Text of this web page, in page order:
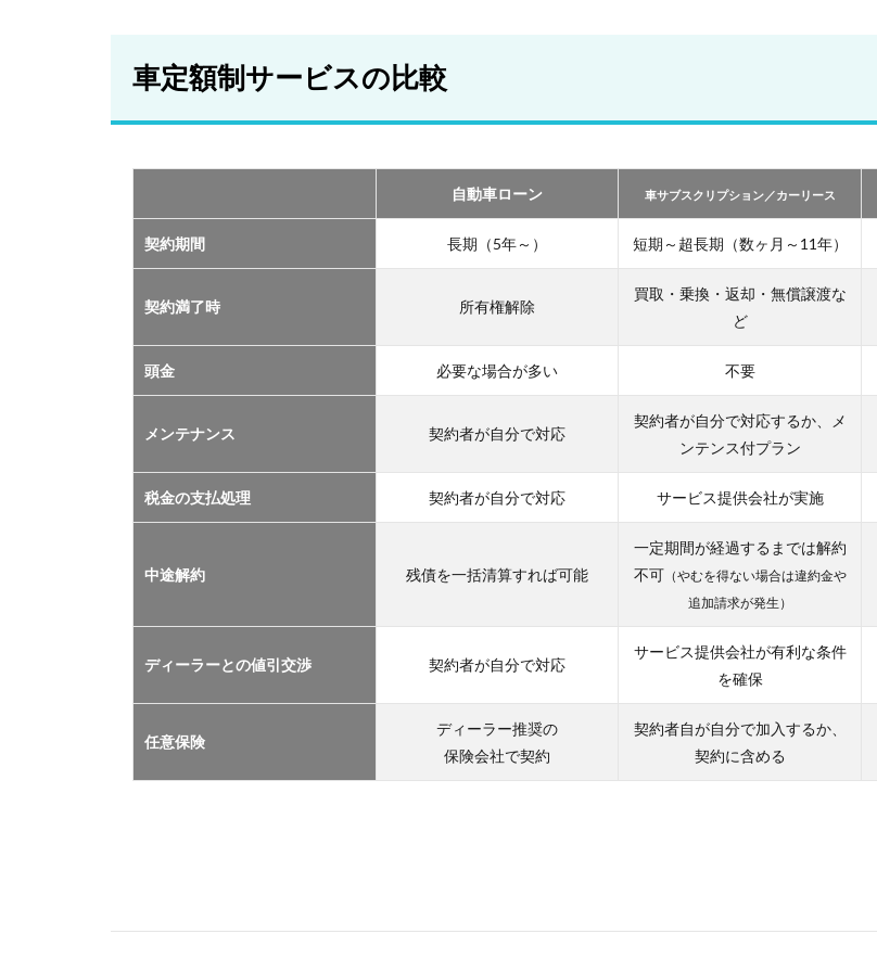
制
ー
ス
比
較
2
おす
の定
額制
サー
TOP
2.1
車サ
クリ
マイ
カー
ス
2.3
車定額制サービスの比較
自動車ローン 車サブスクリプション／カーリース
契約期間 長期（5年～） 短期～超長期（数ヶ月～11年）
契約満了時 所有権解除
買取・乗換・返却・無償譲渡な
ど
頭金 必要な場合が多い 不要
メンテナンス 契約者が自分で対応
契約者が自分で対応するか、メ
ンテンス付プラン
税金の支払処理 契約者が自分で対応 サービス提供会社が実施
中途解約 残債を一括清算すれば可能
一定期間が経過するまでは解約
不可（やむを得ない場合は違約金や
追加請求が発生）
ディーラーとの値引交渉 契約者が自分で対応
サービス提供会社が有利な条件
を確保
任意保険
ディーラー推奨の
保険会社で契約
契約者自が自分で加入するか、
契約に含める